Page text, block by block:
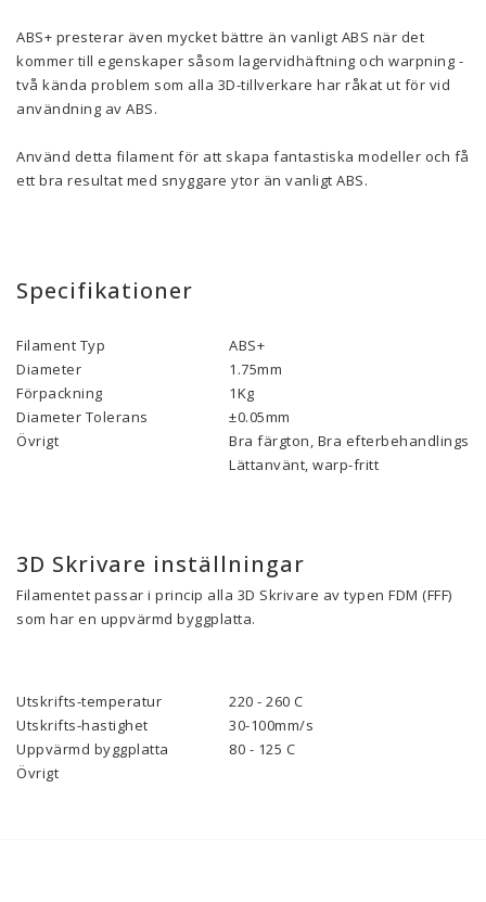
ABS+ presterar även mycket bättre än vanligt ABS när det
kommer till egenskaper såsom lagervidhäftning och warpning -
två kända problem som alla 3D-tillverkare har råkat ut för vid
användning av ABS.
Använd detta filament för att skapa fantastiska modeller och få
ett bra resultat med snyggare ytor än vanligt ABS.
Specifikationer
Filament Typ
ABS+
Diameter
1.75mm
Förpackning
1Kg
Diameter Tolerans
±0.05mm
Övrigt
Bra färgton, Bra efterbehandlings-
Lättanvänt, warp-fritt
3D Skrivare inställningar
Filamentet passar i princip alla 3D Skrivare av typen FDM (FFF)
som har en uppvärmd byggplatta.
Utskrifts-temperatur
220 - 260 C
Utskrifts-hastighet
30-100mm/s
Uppvärmd byggplatta
80 - 125 C
Övrigt